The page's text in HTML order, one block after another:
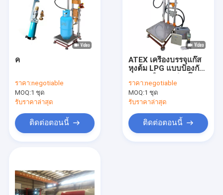
การติดตามก๊าซ LPG
เครื่องบรรจุถังแก๊ส LPG
เครื่องชั่งบรรจุกระบอกสูบ
คอมเพรสเซอร์ LPG
LPG Skid Plant
โซ่ลำเลียงกระบอกสูบ
ค
ราคา:negotiable
MOQ:1 ชุด
รับราคาล่าสุด
ติดต่อตอนนี้
ATEX เครื่องบรรจุแก๊ส
หุงต้ม LPG แบบป้องกัน
ข้อมูลแบบไร้สาย
ราคา:negotiable
MOQ:1 ชุด
รับราคาล่าสุด
ติดต่อตอนนี้